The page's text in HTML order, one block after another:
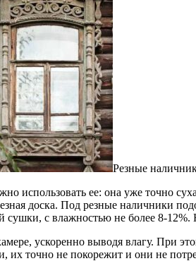
Резные
использовать ее: она уже точно
доска. Под резные наличники
с влажностью не более 8-
ускоренно выводя влагу. При
их точно не покорежит и они не